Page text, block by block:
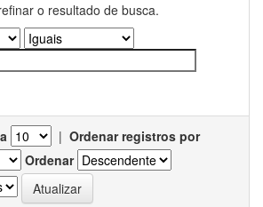
o resultado de busca.
| Ordenar registros por
Ordenar